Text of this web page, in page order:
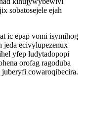
sobatosejele ejah
ic epap vomi isymihog
jeda ecivylupezenux
yfep ludytadopopi
orofag ragoduba
cowaroqibecira.